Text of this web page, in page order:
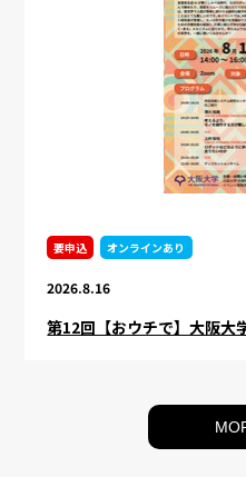
要申込 オンラインあり
2026.8.16
第12回【おウチで】大阪大